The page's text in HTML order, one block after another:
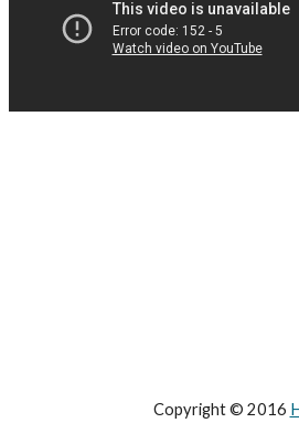
Copyright © 2016